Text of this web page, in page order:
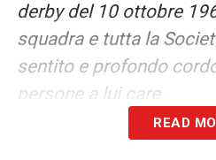
derby del 10 ottobre
squadra e tutta la
sentito e profondo
persone a lui care.
READ